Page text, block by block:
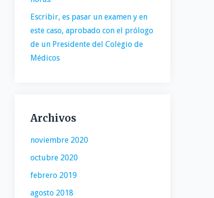
Escribir, es pasar un examen y en
este caso, aprobado con el prólogo
de un Presidente del Colegio de
Médicos
Archivos
noviembre 2020
octubre 2020
febrero 2019
agosto 2018